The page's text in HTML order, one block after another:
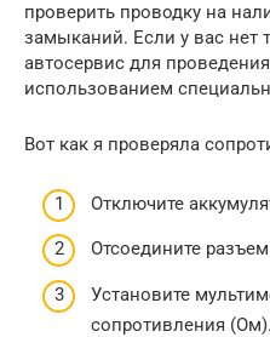
проверить проводку на
замыканий. Если у вас нет
автосервис для
использованием
Вот как я проверяла
Отключите
Отсоедините
Установите
сопротивления (Ом).